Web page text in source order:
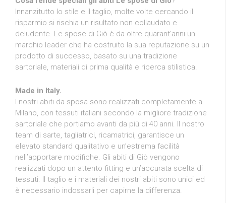
Innanzitutto lo stile e il taglio, molte volte cercando il
risparmio si rischia un risultato non collaudato e
deludente. Le spose di Giò è da oltre quarant'anni un
marchio leader che ha costruito la sua reputazione su un
prodotto di successo, basato su una tradizione
sartoriale, materiali di prima qualità e ricerca stilistica.
Made in Italy.
I nostri abiti da sposa sono realizzati completamente a
Milano, con tessuti italiani secondo la migliore tradizione
sartoriale che portiamo avanti da più di 40 anni. Il nostro
team di sarte, tagliatrici, ricamatrici, garantisce un
elevato standard qualitativo e un’estrema facilità
nell’apportare modifiche. Gli abiti di Giò vengono
realizzati dopo un attento fitting e un’accurata scelta di
tessuti. Il taglio e i materiali dei nostri abiti sono unici ed
è necessario indossarli per capirne la differenza.